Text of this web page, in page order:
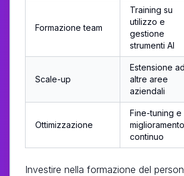
Formazione team
Training su
utilizzo e
gestione
strumenti AI
Scale-up
Estensione ad
altre aree
aziendali
Ottimizzazione
Fine-tuning e
miglioramento
continuo
Investire nella formazione del